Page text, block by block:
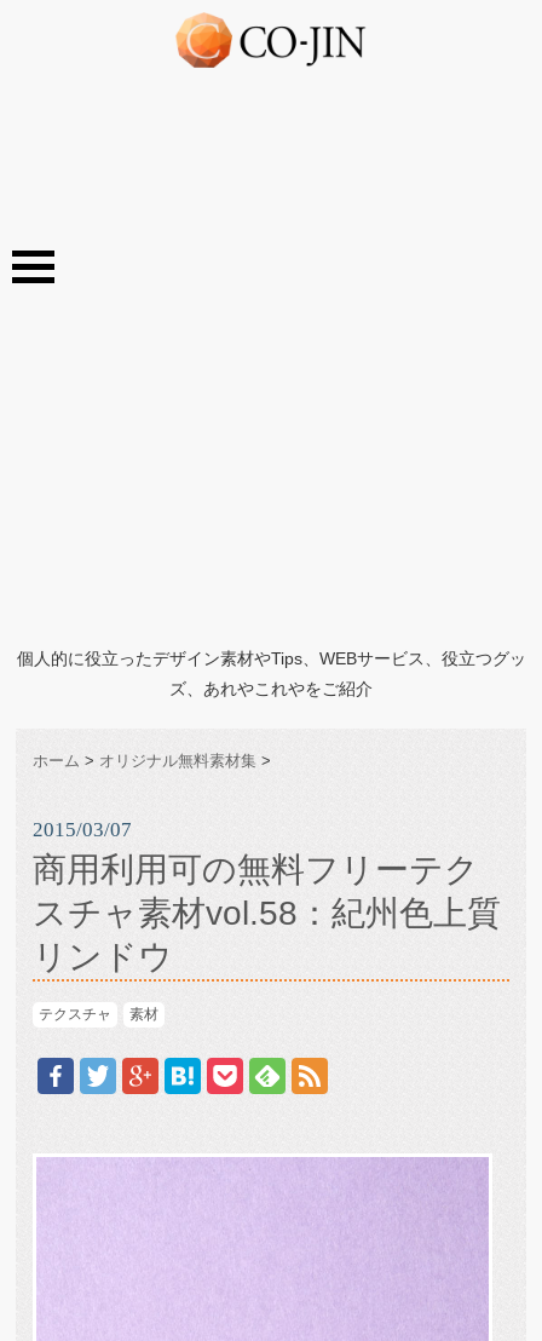
個人的に役立ったデザイン素材やTips、WEBサービス、役立つグッ
ズ、あれやこれやをご紹介
ホーム > オリジナル無料素材集 >
2015/03/07
商用利用可の無料フリーテク
スチャ素材vol.58：紀州色上質
リンドウ
テクスチャ 素材